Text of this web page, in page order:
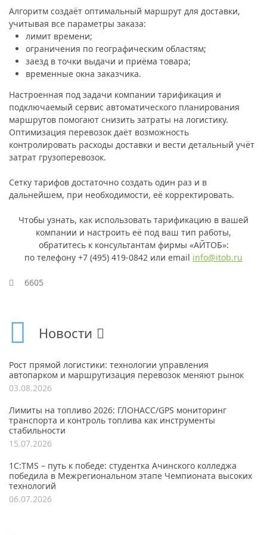
Алгоритм создаёт оптимальный маршрут для доставки,
учитывая все параметры заказа:
лимит времени;
ограничения по географическим областям;
заезд в точки выдачи и приёма товара;
временные окна заказчика.
Настроенная под задачи компании тарификация и
подключаемый сервис автоматического планирования
маршрутов помогают снизить затраты на логистику.
Оптимизация перевозок даёт возможность
контролировать расходы доставки и вести детальный учёт
затрат грузоперевозок.
Сетку тарифов достаточно создать один раз и в
дальнейшем, при необходимости, её корректировать.
Чтобы узнать, как использовать тарификацию в вашей
компании и настроить её под ваш тип работы,
обратитесь к консультантам фирмы «АЙТОБ»:
по телефону +7 (495) 419-0842 или email info@itob.ru
6605
Новости
Рост прямой логистики: технологии управления
автопарком и маршрутизация перевозок меняют рынок
03.08.2026
Лимиты на топливо 2026: ГЛОНАСС/GPS мониторинг
транспорта и контроль топлива как инструменты
стабильности
15.07.2026
1С:TMS – путь к победе: студентка Ачинского колледжа
победила в Межрегиональном этапе Чемпионата высоких
технологий
06.07.2026